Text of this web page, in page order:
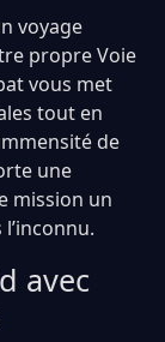
voyage
propre Voie
vous met
tout en
de
une
mission un
avec